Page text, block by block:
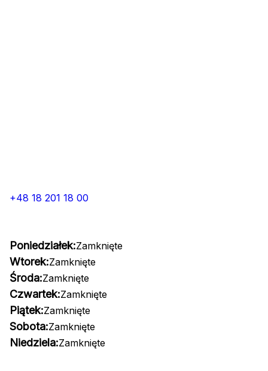
+48 18 201 18 00
Poniedziałek:Zamknięte
Wtorek:Zamknięte
Środa:Zamknięte
Czwartek:Zamknięte
Piątek:Zamknięte
Sobota:Zamknięte
Niedziela:Zamknięte